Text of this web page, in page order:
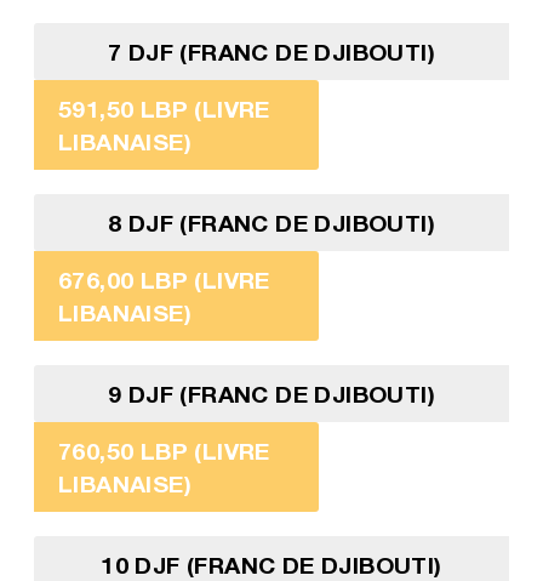
7 DJF (FRANC DE DJIBOUTI)
591,50 LBP (LIVRE
LIBANAISE)
8 DJF (FRANC DE DJIBOUTI)
676,00 LBP (LIVRE
LIBANAISE)
9 DJF (FRANC DE DJIBOUTI)
760,50 LBP (LIVRE
LIBANAISE)
10 DJF (FRANC DE DJIBOUTI)